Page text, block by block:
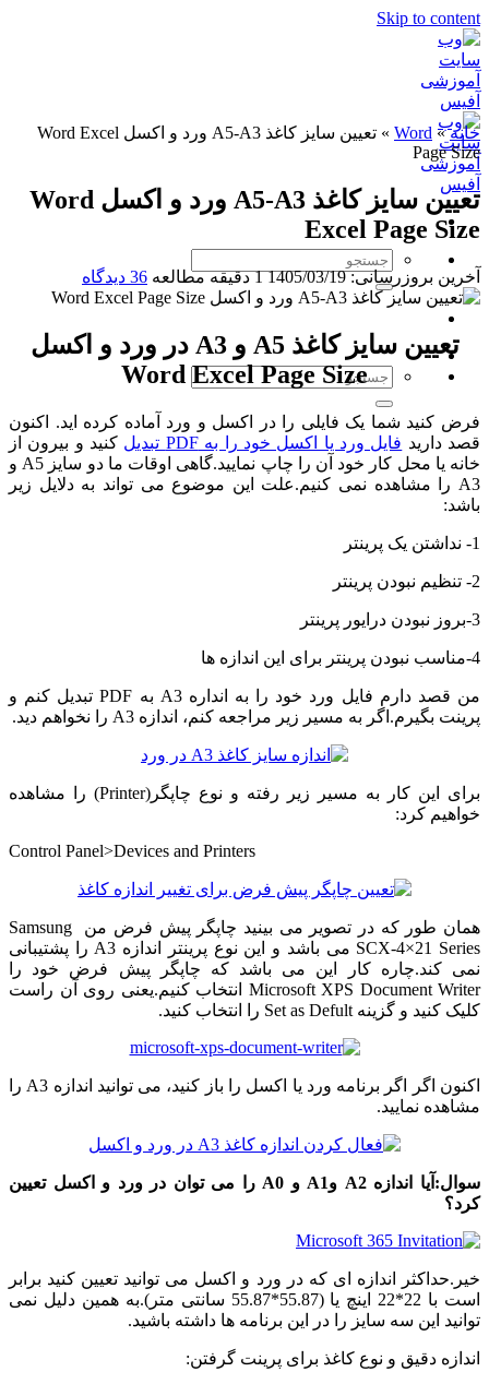
Skip to content
خانه»
Word
»
تعیین سایز کاغذ A5-A3 ورد و اکسل Word Excel
Page Size
تعیین سایز کاغذ A5-A3 ورد و اکسل Word
Excel Page Size
آخرین بروزرسانی: 1405/03/19 1 دقیقه مطالعه 36 دیدگاه
تعیین سایز کاغذ A5 و A3 در ورد و اکسل
Word Excel Page Size
فرض کنید شما یک فایلی را در اکسل و ورد آماده کرده اید. اکنون
قصد دارید فایل ورد یا اکسل خود را به PDF تبدیل
کنید و بیرون از
خانه یا محل کار خود آن را چاپ نمایید.گاهی اوقات ما دو سایز A5 و
A3 را مشاهده نمی کنیم.علت این موضوع می تواند به دلایل زیر
باشد:
1- نداشتن یک پرینتر
2- تنظیم نبودن پرینتر
3-بروز نبودن درایور پرینتر
4-مناسب نبودن پرینتر برای این اندازه ها
من قصد دارم فایل ورد خود را به انداره A3 به PDF تبدیل کنم و
پرینت بگیرم.اگر به مسیر زیر مراجعه کنم، اندازه A3 را نخواهم دید.
برای این کار به مسیر زیر رفته و نوع چاپگر(Printer) را مشاهده
خواهیم کرد:
Control Panel>Devices and Printers
همان طور که در تصویر می بینید چاپگر پیش فرض من Samsung
SCX-4×21 Series می باشد و این نوع پرینتر اندازه A3 را پشتیبانی
نمی کند.چاره کار این می باشد که چاپگر پیش فرض خود را
Microsoft XPS Document Writer انتخاب کنیم.یعنی روی آن راست
کلیک کنید و گزینه Set as Defult را انتخاب کنید.
اکنون اگر اگر برنامه ورد یا اکسل را باز کنید، می توانید اندازه A3 را
مشاهده نمایید.
سوال:آیا اندازه A2 وA1 و A0 را می توان در ورد و اکسل تعیین
کرد؟
خیر.حداکثر اندازه ای که در ورد و اکسل می توانید تعیین کنید برابر
است با 22*22 اینچ یا (55.87*55.87 سانتی متر).به همین دلیل نمی
توانید این سه سایز را در این برنامه ها داشته باشید.
اندازه دقیق و نوع کاغذ برای پرینت گرفتن: